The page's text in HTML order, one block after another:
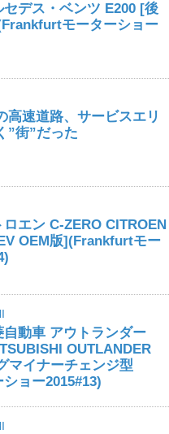
セデス・ベンツ E200 [後
モーターショー
高速道路、サービスエリ
”街”だった
ロエン C-ZERO CITROEN
OEM版](Frankfurtモー
自動車 アウトランダー
OUTLANDER
マイナーチェンジ型
ョー2015#13)